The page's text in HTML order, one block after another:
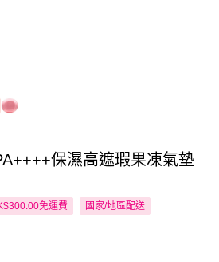
保濕高遮瑕果凍氣墊
免運費 國家/地區配送